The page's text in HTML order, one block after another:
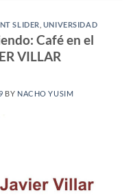
SLIDER UNIVERSIDAD
Café en el
VILLAR
BY NACHO YUSIM